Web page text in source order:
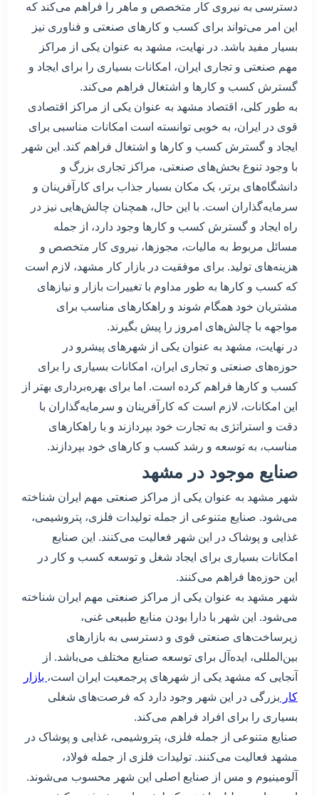
دسترسی به نیروی کار متخصص و ماهر را فراهم می‌کند که
این امر می‌تواند برای کسب و کارهای صنعتی و فناوری نیز
بسیار مفید باشد. در نهایت، مشهد به عنوان یکی از مراکز
مهم صنعتی و تجاری ایران، امکانات بسیاری را برای ایجاد و
گسترش کسب و کارها و اشتغال فراهم می‌کند.
به طور کلی، اقتصاد مشهد به عنوان یکی از مراکز اقتصادی
قوی در ایران، به خوبی توانسته است امکانات مناسبی برای
ایجاد و گسترش کسب و کارها و اشتغال فراهم کند. این شهر
با وجود تنوع بخش‌های صنعتی، مراکز تجاری بزرگ و
دانشگاه‌های برتر، یک مکان بسیار جذاب برای کارآفرینان و
سرمایه‌گذاران است. با این حال، همچنان چالش‌هایی نیز در
راه ایجاد و گسترش کسب و کارها وجود دارد، از جمله
مسائل مربوط به مالیات، مجوزها، نیروی کار متخصص و
هزینه‌های تولید. برای موفقیت در بازار کار مشهد، لازم است
که کسب و کارها به طور مداوم با تغییرات بازار و نیازهای
مشتریان خود همگام شوند و راهکارهای مناسب برای
مواجهه با چالش‌های امروز را پیش بگیرند.
در نهایت، مشهد به عنوان یکی از شهرهای پیشرو در
حوزه‌های صنعتی و تجاری ایران، امکانات بسیاری را برای
کسب و کارها فراهم کرده است. اما برای بهره‌برداری بهتر از
این امکانات، لازم است که کارآفرینان و سرمایه‌گذاران با
دقت و استراتژی به تجارت خود بپردازند و با راهکارهای
مناسب، به توسعه و رشد کسب و کارهای خود بپردازند.
صنایع موجود در مشهد
شهر مشهد به عنوان یکی از مراکز صنعتی مهم ایران شناخته
می‌شود. صنایع متنوعی از جمله تولیدات فلزی، پتروشیمی،
غذایی و پوشاک در این شهر فعالیت می‌کنند. این صنایع
امکانات بسیاری برای ایجاد شغل و توسعه کسب و کار در
این حوزه‌ها فراهم می‌کنند.
شهر مشهد به عنوان یکی از مراکز صنعتی مهم ایران شناخته
می‌شود. این شهر با دارا بودن منابع طبیعی غنی،
زیرساخت‌های صنعتی قوی و دسترسی به بازارهای
بین‌المللی، ایده‌آل برای توسعه صنایع مختلف می‌باشد. از
آنجایی که مشهد یکی از شهرهای پرجمعیت ایران است، بازار
کار بزرگی در این شهر وجود دارد که فرصت‌های شغلی
بسیاری را برای افراد فراهم می‌کند.
صنایع متنوعی از جمله فلزی، پتروشیمی، غذایی و پوشاک در
مشهد فعالیت می‌کنند. تولیدات فلزی از جمله فولاد،
آلومینیوم و مس از صنایع اصلی این شهر محسوب می‌شوند.